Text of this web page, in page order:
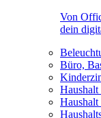
Von
dein
Büro,
Haushalt